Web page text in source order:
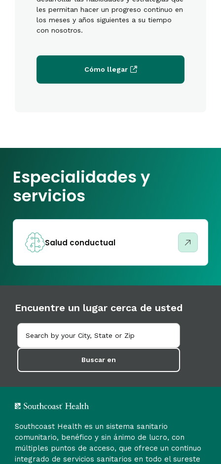
les permitan hacer un progreso continuo en
los meses y años siguientes a su tiempo
con nosotros.
Cómo llegar
Especialidades y
servicios
Salud conductual
Encuentre un lugar cerca de usted
Buscar en
Southcoast Health es un sistema sanitario
comunitario, benéfico y sin ánimo de lucro, con
múltiples puntos de acceso, que ofrece un continuo
integrado de servicios sanitarios en todo el sureste